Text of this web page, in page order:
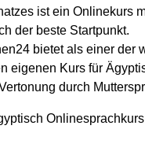
ist ein Onlinekurs
der beste Startpunkt.
bietet als einer der
eigenen Kurs für
durch